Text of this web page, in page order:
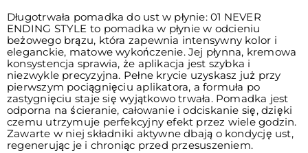
Długotrwała pomadka do ust w płynie: 01 NEVER
ENDING STYLE to pomadka w płynie w odcieniu
beżowego brązu, która zapewnia intensywny kolor i
eleganckie, matowe wykończenie. Jej płynna, kremowa
konsystencja sprawia, że aplikacja jest szybka i
niezwykle precyzyjna. Pełne krycie uzyskasz już przy
pierwszym pociągnięciu aplikatora, a formuła po
zastygnięciu staje się wyjątkowo trwała. Pomadka jest
odporna na ścieranie, całowanie i odciskanie się, dzięki
czemu utrzymuje perfekcyjny efekt przez wiele godzin.
Zawarte w niej składniki aktywne dbają o kondycję ust,
regenerując je i chroniąc przed przesuszeniem.